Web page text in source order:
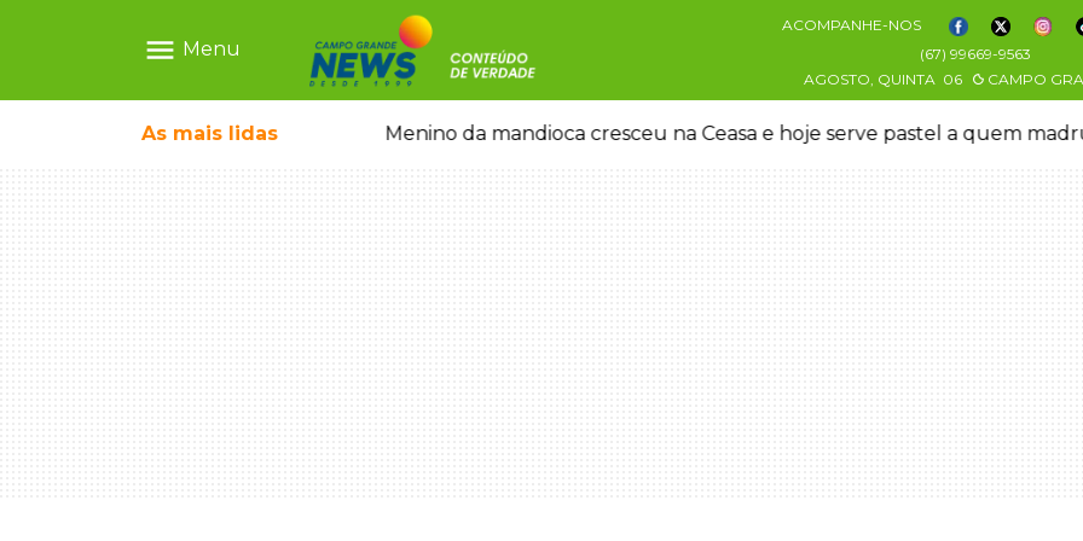
menu Menu
ACOMPANHE-NOS
(67) 99669-9563
AGOSTO, QUINTA 06 CAMPO
As mais lidas
mercado ilegal de emagrecedores Menino da mandioca cresceu na Ceasa e hoje serve pastel a quem